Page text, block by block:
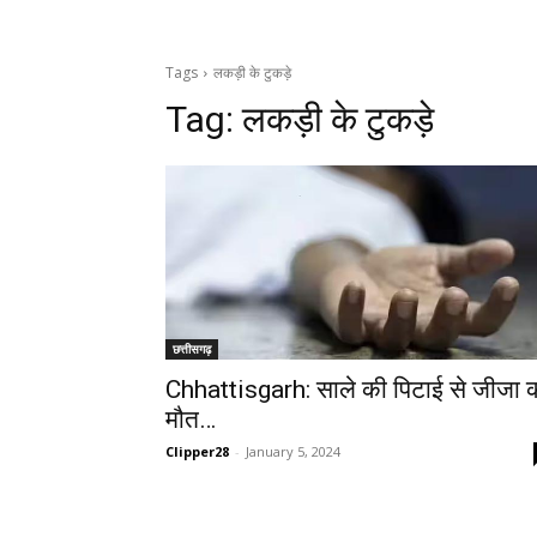
Tags लकड़ी के टुकड़े
Tag:लकड़ी के टुकड़े
छत्तीसगढ़
Chhattisgarh: साले की पिटाई से जीजा
मौत…
Clipper28 - January 5, 2024